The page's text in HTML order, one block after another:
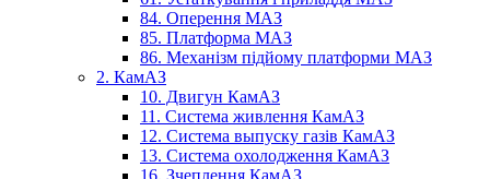
84. Оперення МАЗ
85. Платформа МАЗ
86. Механізм підйому платформи МАЗ
2. КамАЗ
10. Двигун КамАЗ
11. Система живлення КамАЗ
12. Система выпуску газів КамАЗ
13. Система охолодження КамАЗ
16. Зчеплення КамАЗ